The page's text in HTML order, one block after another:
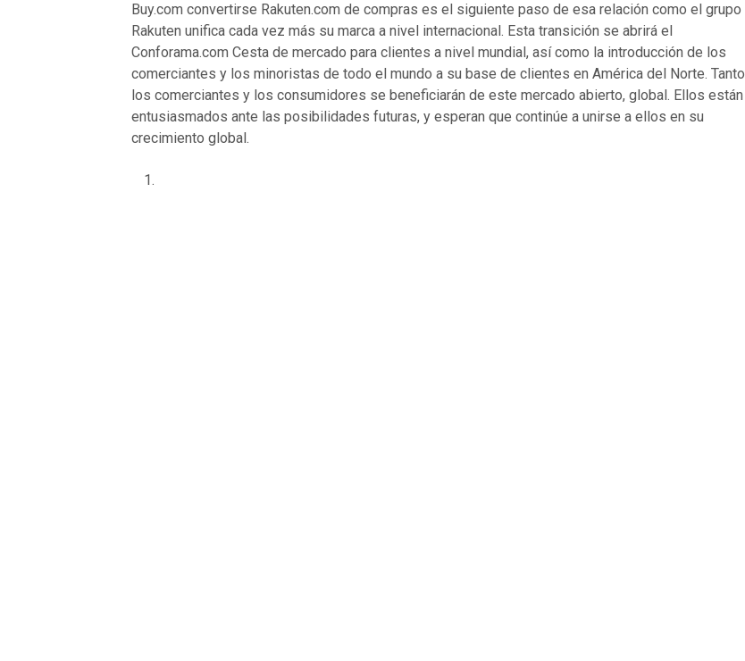
Buy.com convertirse Rakuten.com de compras es el siguiente paso de esa relación como el grupo
Rakuten unifica cada vez más su marca a nivel internacional. Esta transición se abrirá el
Conforama.com Cesta de mercado para clientes a nivel mundial, así como la introducción de los
comerciantes y los minoristas de todo el mundo a su base de clientes en América del Norte. Tanto
los comerciantes y los consumidores se beneficiarán de este mercado abierto, global. Ellos están
entusiasmados ante las posibilidades futuras, y esperan que continúe a unirse a ellos en su
crecimiento global.